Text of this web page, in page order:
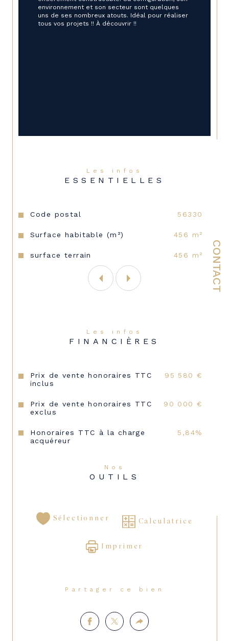
CONTACT
Les infos
ESSENTIELLES
Caractéristiques Valeurs
Code postal 56330
Surface habitable (m²) 456 m²
surface terrain 456 m²
environnement et son secteur sont quelques
uns de ses nombreux atouts. Idéal pour réaliser
tous vos projets !! À découvrir !!
Les infos
FINANCIÈRES
Prix de vente honoraires TTC
inclus
95 580 €
Prix de vente honoraires TTC
exclus
90 000 €
Honoraires TTC à la charge
acquéreur
5,84%
Nos
OUTILS
Sélectionner Calculatrice
Imprimer
Partager ce bien